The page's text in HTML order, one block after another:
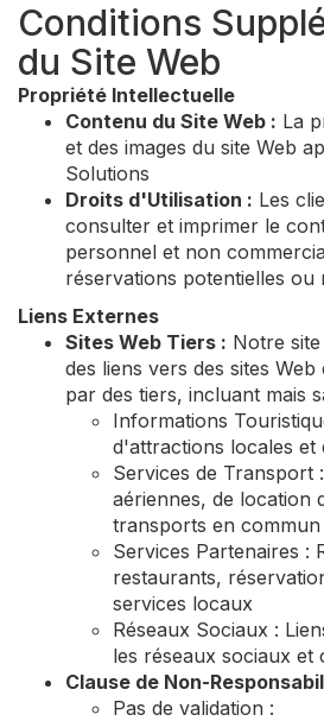
Conditions
du Site Web
Propriété Intellectuelle
Contenu du Site Web : La
et des images du site Web
Solutions
Droits d'Utilisation : Les
consulter et imprimer le
personnel et non
réservations potentielles ou
Liens Externes
Sites Web Tiers : Notre
des liens vers des sites
par des tiers, incluant mais
Informations
d'attractions locales et
Services de Transport
aériennes, de location
transports en commun
Services Partenaires :
restaurants,
services locaux
Réseaux Sociaux :
les réseaux sociaux et
Clause de Non-
Pas de validation :